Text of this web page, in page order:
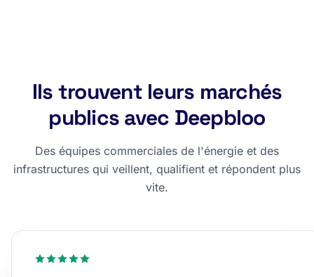
Ils trouvent leurs marchés
publics avec Deepbloo
Des équipes commerciales de l'énergie et des
infrastructures qui veillent, qualifient et répondent plus
vite.